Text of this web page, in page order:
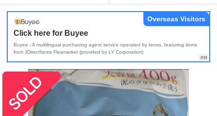
Click here for Buyee
Buyee - A multilingual purchasing agent service operated by tenso, featuring items
from JDirectItems Fleamarket (provided by LY Corporation)
Overseas Visitors